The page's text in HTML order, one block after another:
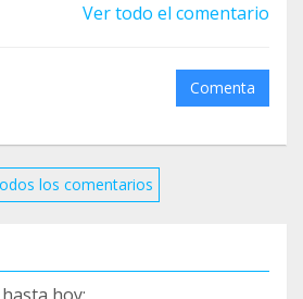
Ver todo el comentario
Comenta
los comentarios